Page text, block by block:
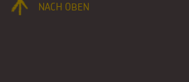
NACH OBEN